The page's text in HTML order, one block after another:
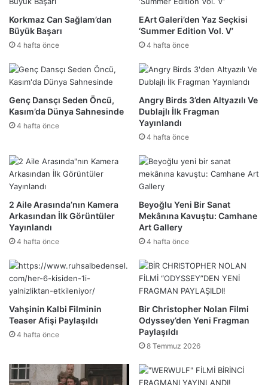
Korkmaz Can Sağlam’dan
Büyük Başarı
4 hafta önce
EArt Galeri’den Yaz Seçkisi
‘Summer Edition Vol. V’
4 hafta önce
Genç Dansçı Seden Öncü,
Kasım’da Dünya Sahnesinde
4 hafta önce
Angry Birds 3’den Altyazılı Ve
Dublajlı İlk Fragman
Yayınlandı
4 hafta önce
2 Aile Arasında’nın Kamera
Arkasından İlk Görüntüler
Yayınlandı
4 hafta önce
Beyoğlu Yeni Bir Sanat
Mekânına Kavuştu: Camhane
Art Gallery
4 hafta önce
Vahşinin Kalbi Filminin
Teaser Afişi Paylaşıldı
4 hafta önce
Bir Christopher Nolan Filmi
Odyssey’den Yeni Fragman
Paylaşıldı
8 Temmuz 2026